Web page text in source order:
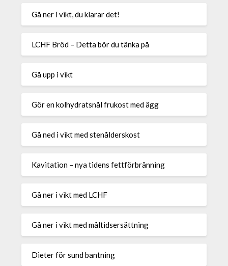
Gå ner i vikt, du klarar det!
LCHF Bröd – Detta bör du tänka på
Gå upp i vikt
Gör en kolhydratsnål frukost med ägg
Gå ned i vikt med stenålderskost
Kavitation – nya tidens fettförbränning
Gå ner i vikt med LCHF
Gå ner i vikt med måltidsersättning
Dieter för sund bantning